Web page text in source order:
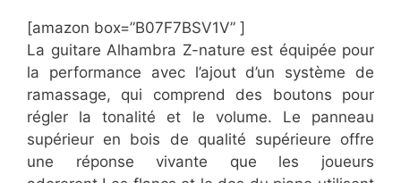
[amazon box=”B07F7BSV1V” ]
La guitare Alhambra Z-nature est équipée pour
la performance avec l’ajout d’un système de
ramassage, qui comprend des boutons pour
régler la tonalité et le volume. Le panneau
supérieur en bois de qualité supérieure offre
une réponse vivante que les joueurs